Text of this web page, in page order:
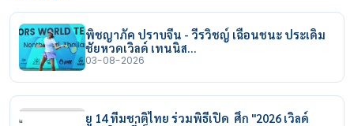
พิชญาภัค ปราบจีน - วีรวิชญ์ เฉือนชนะ ประเดิม
ชัยหวดเวิลด์ เทนนิส…
03-08-2026
ยู 14 ทีมชาติไทย ร่วมพิธีเปิด ศึก "2026 เวิลด์